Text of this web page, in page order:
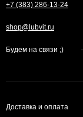
+7 (383) 286-13-24
shop@lubvit.ru
Будем на связи ;)
Доставка и оплата